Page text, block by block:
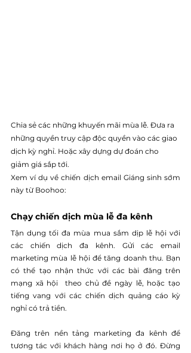
Chia sẻ các những khuyến mãi mùa lễ. Đưa ra
những quyền truy cập độc quyền vào các giao
dịch kỳ nghỉ. Hoặc xây dựng dự đoán cho
giảm giá sắp tới.
Xem ví dụ về chiến dịch email Giáng sinh sớm
này từ Boohoo:
Chạy chiến dịch mùa lễ đa kênh
Tận dụng tối đa mùa mua sắm dịp lễ hội với
các chiến dịch đa kênh. Gửi các email
marketing mùa lễ hội để tăng doanh thu. Bạn
có thể tạo nhận thức với các bài đăng trên
mạng xã hội  theo chủ đề ngày lễ, hoặc tạo
tiếng vang với các chiến dịch quảng cáo kỳ
nghỉ có trả tiền.
Đăng trên nền tảng marketing đa kênh để
tương tác với khách hàng nơi họ ở đó. Đừng